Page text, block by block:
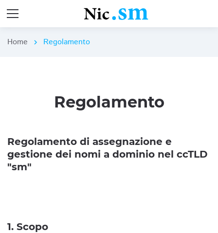
Home chevron_right Regolamento
Regolamento
Regolamento di assegnazione e
gestione dei nomi a dominio nel ccTLD
"sm"
1. Scopo